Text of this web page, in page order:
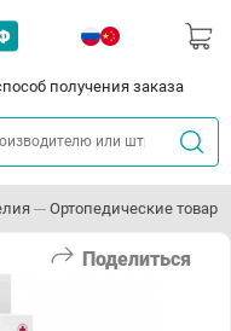
получения заказа
Ортопедические товары
Поделиться